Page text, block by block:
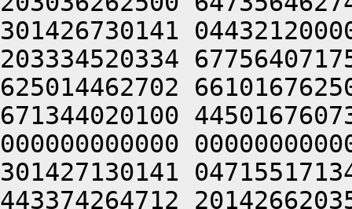
301426730141
203334520334
625014462702
671344020100
000000000000
301427130141
443374264712